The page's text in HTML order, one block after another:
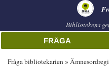
Bibliotekens
FRÅGA
Fråga bibliotekarien